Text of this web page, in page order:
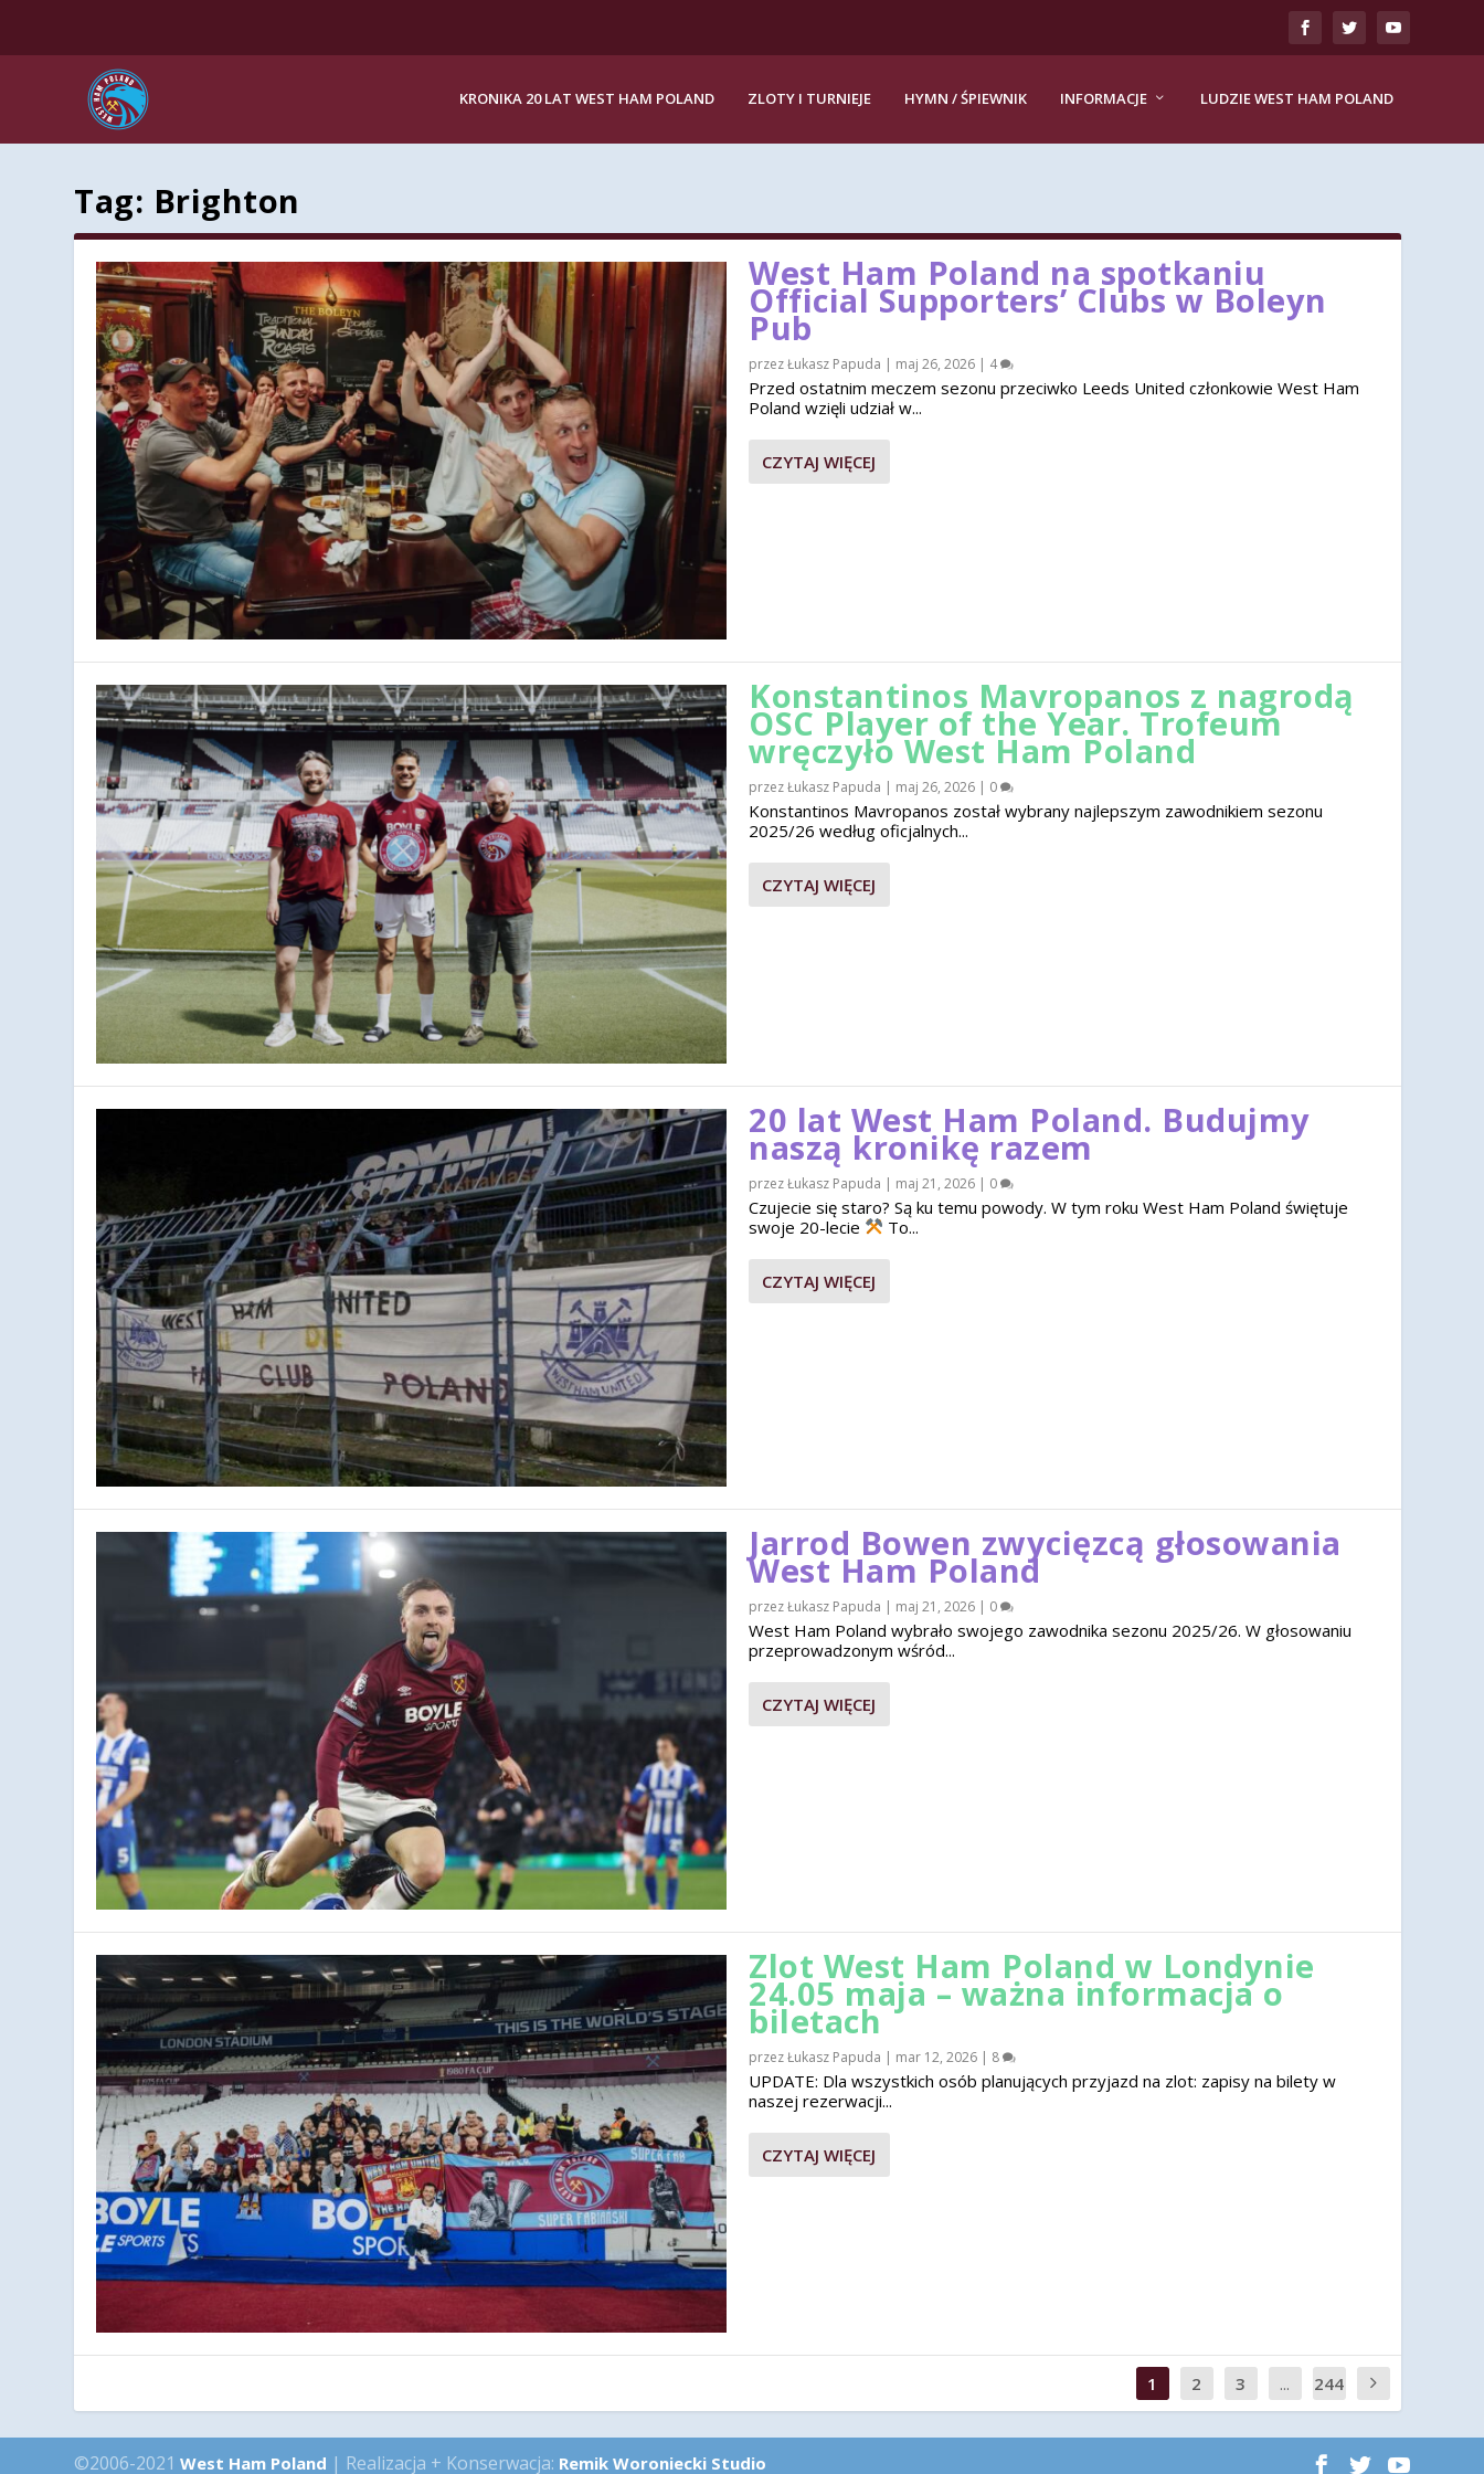
KRONIKA 20 LAT WEST HAM POLAND ZLOTY I TURNIEJE HYMN / ŚPIEWNIK INFORMACJE LUDZIE WEST HAM POLAND
Tag: Brighton
West Ham Poland na spotkaniu
Official Supporters’ Clubs w Boleyn
Pub
przezŁukasz Papuda | maj 26, 2026 | 4
Przed ostatnim meczem sezonu przeciwko Leeds United członkowie West Ham
Poland wzięli udział w...
CZYTAJ WIĘCEJ
Konstantinos Mavropanos z nagrodą
OSC Player of the Year. Trofeum
wręczyło West Ham Poland
przezŁukasz Papuda | maj 26, 2026 | 0
Konstantinos Mavropanos został wybrany najlepszym zawodnikiem sezonu
2025/26 według oficjalnych...
CZYTAJ WIĘCEJ
20 lat West Ham Poland. Budujmy
naszą kronikę razem
przezŁukasz Papuda | maj 21, 2026 | 0
Czujecie się staro? Są ku temu powody. W tym roku West Ham Poland świętuje
swoje 20-lecie
To...
CZYTAJ WIĘCEJ
Jarrod Bowen zwycięzcą głosowania
West Ham Poland
przezŁukasz Papuda | maj 21, 2026 | 0
West Ham Poland wybrało swojego zawodnika sezonu 2025/26. W głosowaniu
przeprowadzonym wśród...
CZYTAJ WIĘCEJ
Zlot West Ham Poland w Londynie
24.05 maja – ważna informacja o
biletach
przezŁukasz Papuda | mar 12, 2026 | 8
UPDATE: Dla wszystkich osób planujących przyjazd na zlot: zapisy na bilety w
naszej rezerwacji...
CZYTAJ WIĘCEJ
1 2 3 ...
244
0
©2006-2021West Ham Poland | Realizacja + Konserwacja: Remik Woroniecki Studio